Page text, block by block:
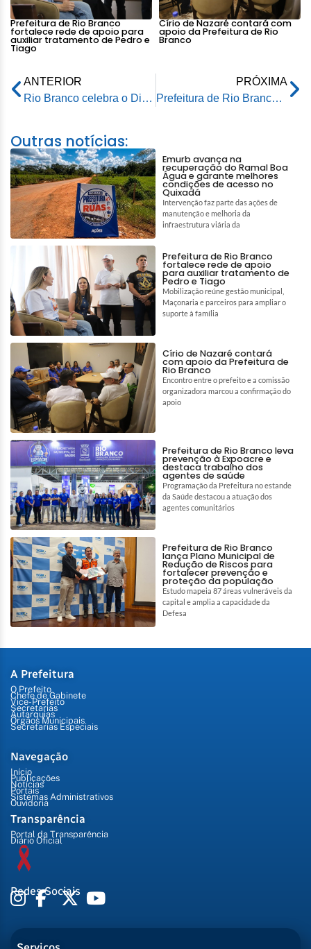
Prefeitura de Rio Branco
fortalece rede de apoio para
auxiliar tratamento de Pedro e
Tiago
Círio de Nazaré contará com
apoio da Prefeitura de Rio
Branco
ANTERIOR
Rio Branco celebra o Dia dos Geoglifos com programação que une turismo, ciência e educação patrimonial
PRÓXIMA
Prefeitura de Rio Branco avança com pavimentação de ruas no bairro Santa Cecília
Outras notícias:
Emurb avança na
recuperação do Ramal Boa
Água e garante melhores
condições de acesso no
Quixadá
Intervenção faz parte das ações de
manutenção e melhoria da
infraestrutura viária da
Prefeitura de Rio Branco
fortalece rede de apoio
para auxiliar tratamento de
Pedro e Tiago
Mobilização reúne gestão municipal,
Maçonaria e parceiros para ampliar o
suporte à família
Círio de Nazaré contará
com apoio da Prefeitura de
Rio Branco
Encontro entre o prefeito e a comissão
organizadora marcou a confirmação do
apoio
Prefeitura de Rio Branco leva
prevenção à Expoacre e
destaca trabalho dos
agentes de saúde
Programação da Prefeitura no estande
da Saúde destacou a atuação dos
agentes comunitários
Prefeitura de Rio Branco
lança Plano Municipal de
Redução de Riscos para
fortalecer prevenção e
proteção da população
Estudo mapeia 87 áreas vulneráveis da
capital e amplia a capacidade da
Defesa
A Prefeitura
O Prefeito
Chefe de Gabinete
Vice-Prefeito
Secretarias
Autarquias
Órgãos Municipais
Secretarias Especiais
Navegação
Início
Publicações
Notícias
Portais
Sistemas Administrativos
Ouvidoria
Transparência
Portal da Transparência
Diário Oficial
Redes Sociais